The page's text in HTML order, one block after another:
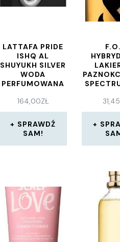
LATTAFA PRIDE
ISHQ AL
SHUYUKH SILVER
WODA
PERFUMOWANA
164,00ZŁ
SPRAWDŹ
SAM!
31,45